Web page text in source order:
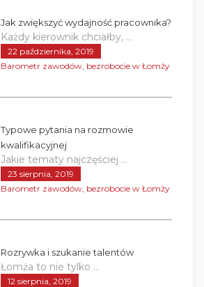
Jak zwiększyć wydajność pracownika?
Każdy kierownik chciałby, ...
22 października, 2019
Barometr zawodów, bezrobocie w Łomży
Typowe pytania na rozmowie
kwalifikacyjnej
Jakie tematy najczęściej ...
23 sierpnia, 2019
Barometr zawodów, bezrobocie w Łomży
Rozrywka i szukanie talentów
Łomża to nie tylko ...
12 sierpnia, 2019